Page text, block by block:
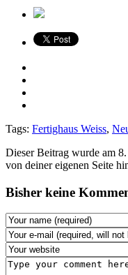
Tags: Fertighaus Weiss,
Dieser Beitrag wurde am
von deiner eigenen Seite
Bisher keine